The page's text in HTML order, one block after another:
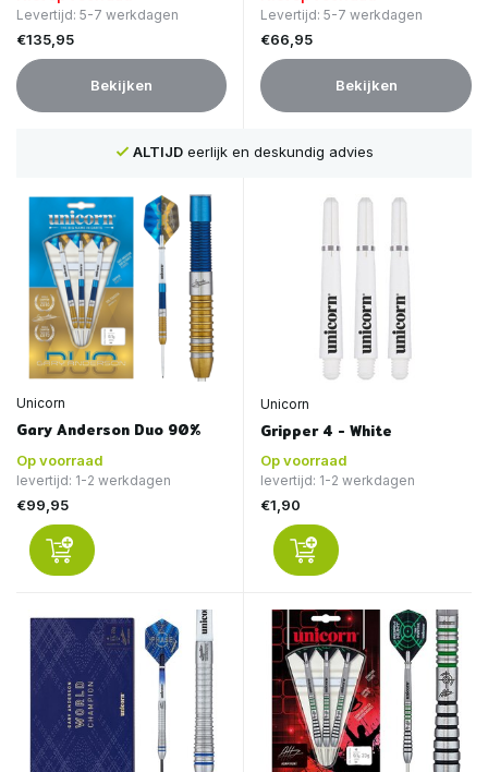
Levertijd: 5-7 werkdagen
€135,95
Bekijken
Levertijd: 5-7 werkdagen
€66,95
Bekijken
ALTIJDeerlijk en deskundig advies
Unicorn
Gary Anderson Duo 90%
Op voorraad
levertijd: 1-2 werkdagen
€99,95
Unicorn
Gripper 4 - White
Op voorraad
levertijd: 1-2 werkdagen
€1,90